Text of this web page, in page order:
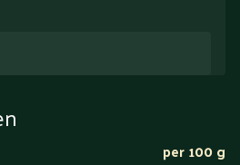
per 100 g